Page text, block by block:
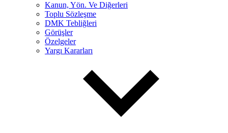
Kanun, Yön. Ve Diğerleri
Toplu Sözleşme
DMK Tebliğleri
Görüşler
Özelgeler
Yargı Kararları